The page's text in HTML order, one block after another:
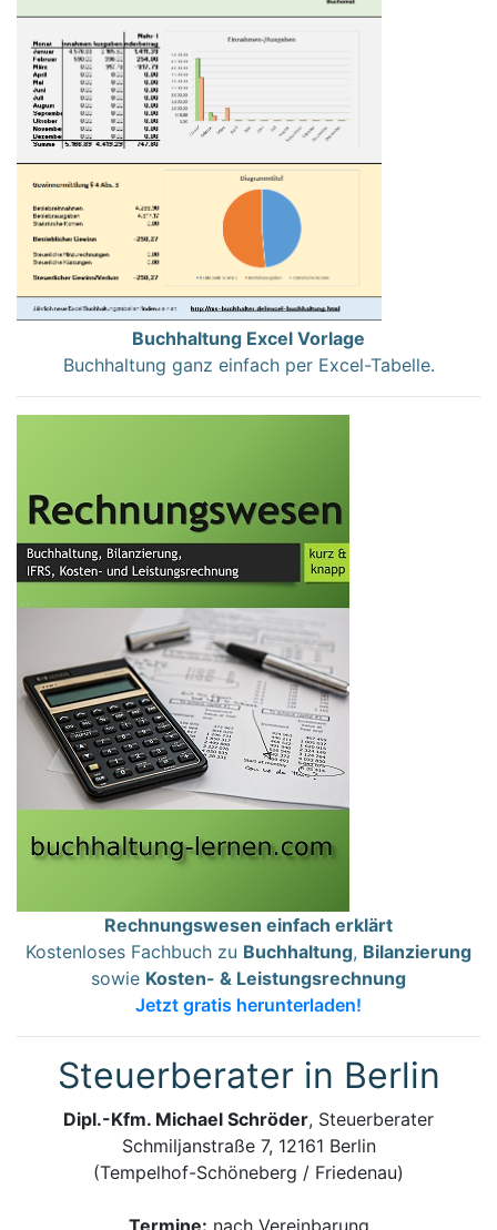
Buchhaltung Excel Vorlage
Buchhaltung ganz einfach per Excel-Tabelle.
Rechnungswesen einfach erklärt
Kostenloses Fachbuch zu Buchhaltung, Bilanzierung
sowie Kosten- & Leistungsrechnung
Jetzt gratis herunterladen!
Steuerberater in Berlin
Dipl.-Kfm. Michael Schröder, Steuerberater
Schmiljanstraße 7, 12161 Berlin
(Tempelhof-Schöneberg / Friedenau)
Termine: nach Vereinbarung